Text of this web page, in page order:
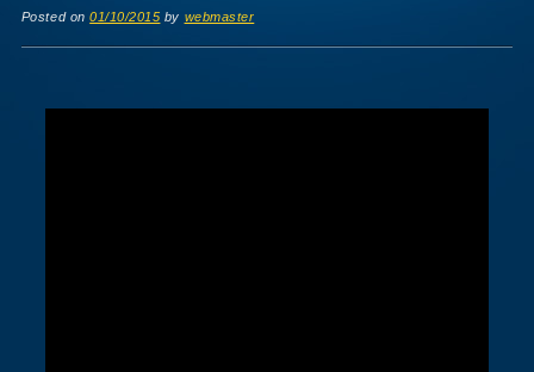
Posted on01/10/2015 by webmaster